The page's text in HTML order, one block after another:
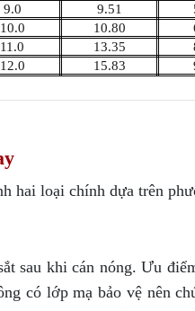
9.0 9.51
10.0 10.80
11.0 13.35
12.0 15.83
hai loại chính dựa trên
sau khi cán nóng. Ưu
có lớp mạ bảo vệ nên